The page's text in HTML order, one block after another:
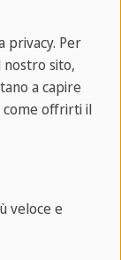
la gestione
ti verrà
test B2 di
aiuto per
il
una sezione
quali
di ripasso e
privacy. Per
nostro sito,
a capire
come offrirti il
veloce e